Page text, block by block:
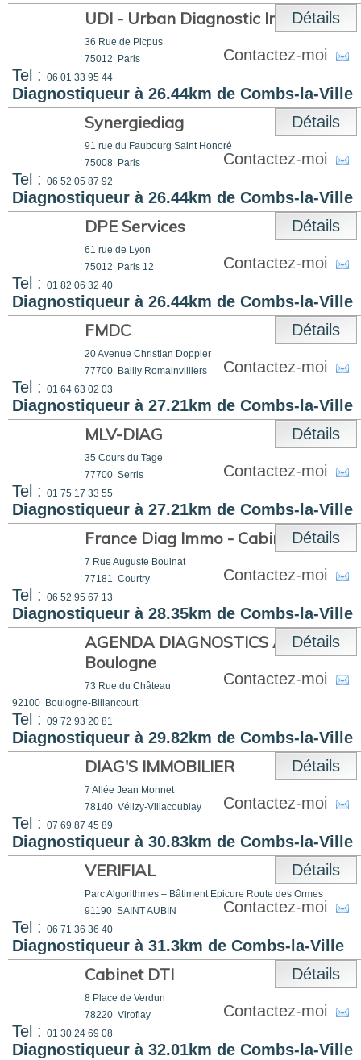
UDI - Urban Diagnostic Immobilier
36 Rue de Picpus
75012
Paris
Tel : 06 01 33 95 44
Diagnostiqueur à 26.44km de Combs-la-Ville
Détails
Contactez-moi
Synergiediag
91 rue du Faubourg Saint Honoré
75008 Paris
Tel : 06 52 05 87 92
Diagnostiqueur à 26.44km de Combs-la-Ville
Détails
Contactez-moi
DPE Services
61 rue de Lyon
75012
Paris 12
Tel : 01 82 06 32 40
Diagnostiqueur à 26.44km de Combs-la-Ville
Détails
Contactez-moi
FMDC
20 Avenue Christian Doppler
77700 Bailly Romainvilliers
Tel : 01 64 63 02 03
Diagnostiqueur à 27.21km de Combs-la-Ville
Détails
Contactez-moi
MLV-DIAG
35 Cours du Tage
77700 Serris
Tel : 01 75 17 33 55
Diagnostiqueur à 27.21km de Combs-la-Ville
Détails
Contactez-moi
France Diag Immo - Cabinet Fdi
7 Rue Auguste Boulnat
77181 Courtry
Tel : 06 52 95 67 13
Diagnostiqueur à 28.35km de Combs-la-Ville
Détails
Contactez-moi
AGENDA DIAGNOSTICS Antony
Boulogne
73 Rue du Château
92100 Boulogne-Billancourt
Tel : 09 72 93 20 81
Diagnostiqueur à 29.82km de Combs-la-Ville
Détails
Contactez-moi
DIAG'S IMMOBILIER
7 Allée Jean Monnet
78140 Vélizy-Villacoublay
Tel : 07 69 87 45 89
Diagnostiqueur à 30.83km de Combs-la-Ville
Détails
Contactez-moi
VERIFIAL
Parc Algorithmes – Bâtiment Epicure Route des Ormes
91190 SAINT AUBIN
Tel : 06 71 36 36 40
Diagnostiqueur à 31.3km de Combs-la-Ville
Détails
Contactez-moi
Cabinet DTI
8 Place de Verdun
78220 Viroflay
Tel : 01 30 24 69 08
Diagnostiqueur à 32.01km de Combs-la-Ville
Détails
Contactez-moi